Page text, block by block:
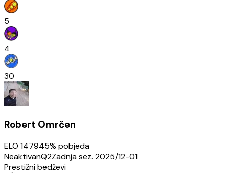
5
4
30
Robert Omrčen
ELO 147945% pobjeda
NeaktivanQ2Zadnja sez. 2025/12-01
Prestižni bedževi